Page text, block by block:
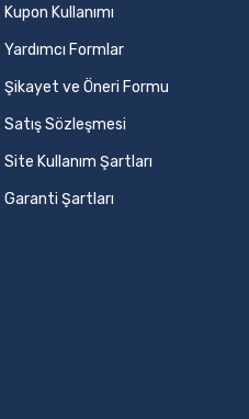
Kupon Kullanımı
Yardımcı Formlar
Şikayet ve Öneri Formu
Satış Sözleşmesi
Site Kullanım Şartları
Garanti Şartları